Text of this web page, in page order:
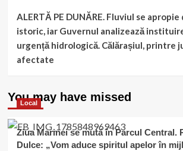
ALERTĂ PE DUNĂRE. Fluviul se apropie
istoric, iar Guvernul analizează
urgență hidrologică. Călărașiul, printre
afectate
You may have missed
Local
Ziua Marinei se mută în Parcul Central.
Dulce: „Vom aduce spiritul apelor în